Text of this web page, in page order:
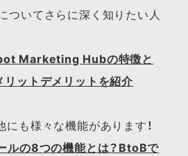
いてさらに​深く​知りたい​人
Marketing Hubの特徴と
リットデメリットを紹介
にも​様々な​機能が​あります！​
ルの8つの機能とは？BtoBで